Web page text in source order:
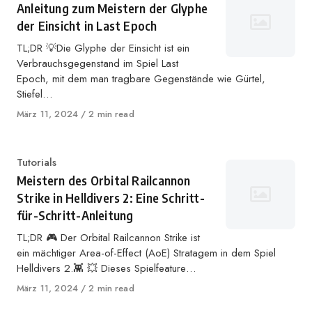
Anleitung zum Meistern der Glyphe
der Einsicht in Last Epoch
TL;DR 💡Die Glyphe der Einsicht ist ein
Verbrauchsgegenstand im Spiel Last
Epoch, mit dem man tragbare Gegenstände wie Gürtel,
Stiefel…
Veröffentlicht
März 11, 2024 2 min read
Kategorie
Tutorials
Meistern des Orbital Railcannon
Strike in Helldivers 2: Eine Schritt-
für-Schritt-Anleitung
TL;DR 🎮 Der Orbital Railcannon Strike ist
ein mächtiger Area-of-Effect (AoE) Stratagem in dem Spiel
Helldivers 2.👾 💥 Dieses Spielfeature…
Veröffentlicht
März 11, 2024 2 min read